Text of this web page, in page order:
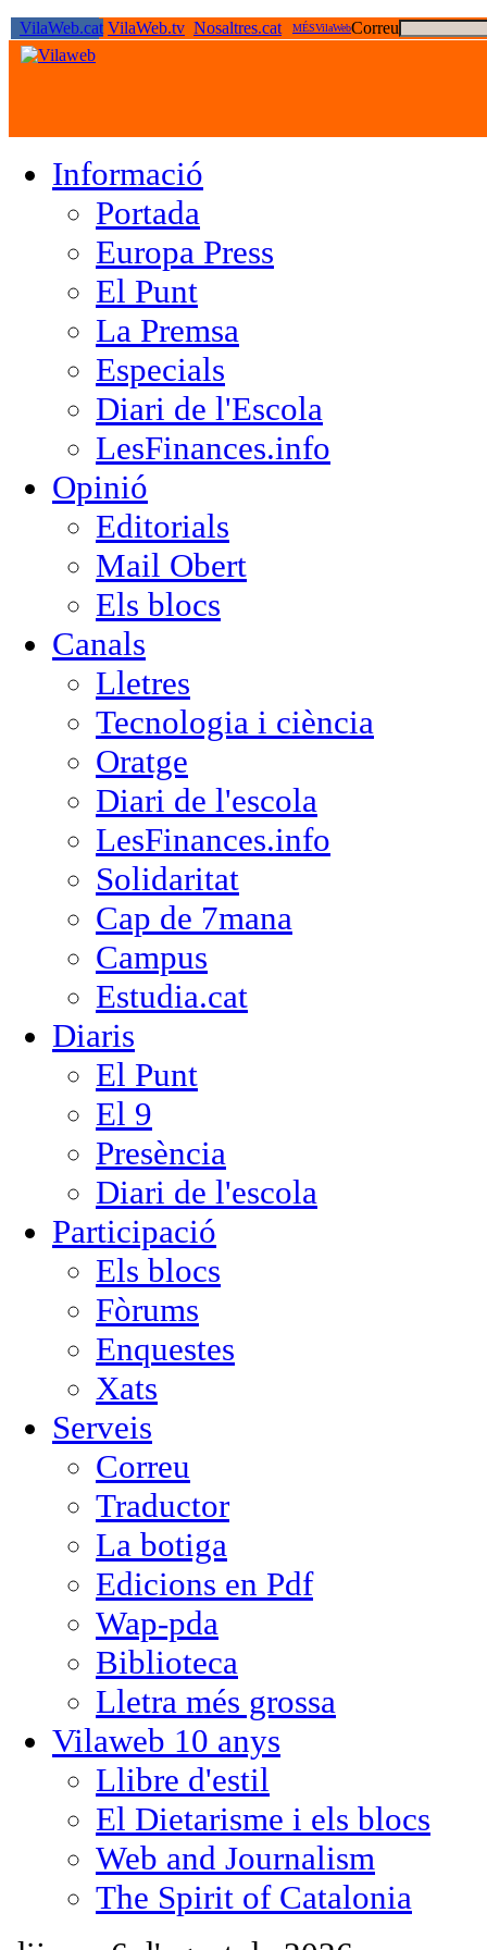
VilaWeb.cat VilaWeb.tv Nosaltres.cat MÉSVilaWebCorreu
Informació
Portada
Europa Press
El Punt
La Premsa
Especials
Diari de l'Escola
LesFinances.info
Opinió
Editorials
Mail Obert
Els blocs
Canals
Lletres
Tecnologia i ciència
Oratge
Diari de l'escola
LesFinances.info
Solidaritat
Cap de 7mana
Campus
Estudia.cat
Diaris
El Punt
El 9
Presència
Diari de l'escola
Participació
Els blocs
Fòrums
Enquestes
Xats
Serveis
Correu
Traductor
La botiga
Edicions en Pdf
Wap-pda
Biblioteca
Lletra més grossa
Vilaweb 10 anys
Llibre d'estil
El Dietarisme i els blocs
Web and Journalism
The Spirit of Catalonia